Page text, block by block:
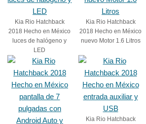
Kia Rio Hatchback
2018 Hecho en México
luces de halógeno y
LED
Kia Rio Hatchback
2018 Hecho en México
nuevo Motor 1.6 Litros
Kia Rio Hatchback